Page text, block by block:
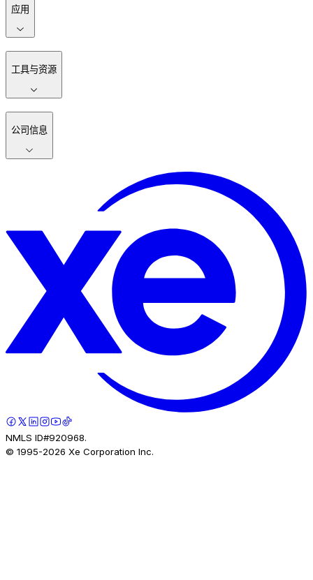
应用
工具与资源
公司信息
NMLS ID#920968.
© 1995-2026 Xe Corporation Inc.